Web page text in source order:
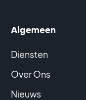
Algemeen
Diensten
Over Ons
Nieuws